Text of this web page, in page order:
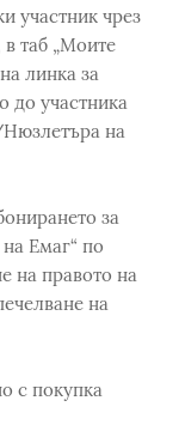
участник чрез
в таб „Моите
линка за
до участника
на
за
Емаг“ по
на правото на
на
с покупка